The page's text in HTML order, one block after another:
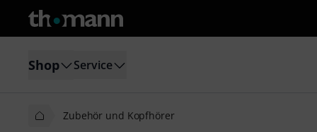
Shop Service
Zubehör und Kopfhörer